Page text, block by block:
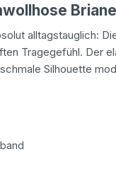
alltagstauglich:
Tragegefühl. Der
Silhouette